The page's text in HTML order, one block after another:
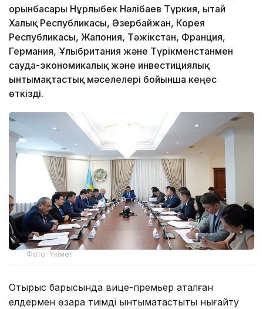
орынбасары Нұрлыбек Нәлібаев Түркия, Қытай
Халық Республикасы, Әзербайжан, Корея
Республикасы, Жапония, Тәжікстан, Франция,
Германия, Ұлыбритания және Түрікменстанмен
сауда-экономикалық және инвестициялық
ынтымақтастық мәселелері бойынша кеңес
өткізді.
Фото: Үкімет
Отырыс барысында вице-премьер аталған
елдермен өзара тиімді ынтымақтастықты нығайту